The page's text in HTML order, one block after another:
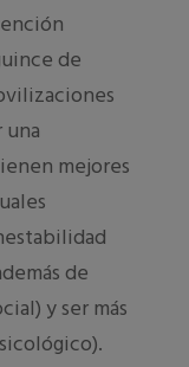
de
mejores
de
y ser más